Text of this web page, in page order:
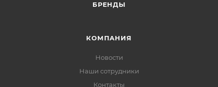
БРЕНДЫ
КОМПАНИЯ
Новости
Наши сотрудники
Контакты